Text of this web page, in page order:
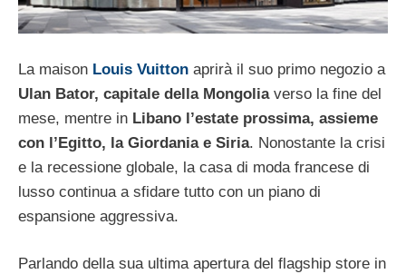
La maison Louis Vuitton aprirà il suo primo negozio a
Ulan Bator, capitale della Mongolia verso la fine del
mese, mentre in Libano l’estate prossima, assieme
con l’Egitto, la Giordania e Siria. Nonostante la crisi
e la recessione globale, la casa di moda francese di
lusso continua a sfidare tutto con un piano di
espansione aggressiva.
Parlando della sua ultima apertura del flagship store in